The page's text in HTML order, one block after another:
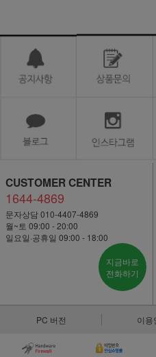
CUSTOMER CENTER
1644-4869
문자상담 010-4407-4869
월~토 09:00 - 20:00
일요일·공휴일 09:00 - 18:00
지금바로
전화하기
PC 버전 이용